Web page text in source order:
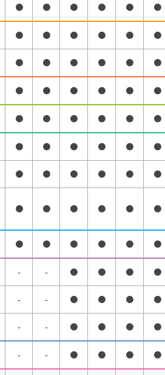
● ● ● ● ● ●
● ● ● ● ● ●
● ● ● ● ● ●
● ● ● ● ● ●
● ● ● ● ● ●
● ● ● ● ● ●
● ● ● ● ● ●
● ● ● ● ● ●
● ● ● ● ● ●
- - ● ● ● ●
- - ● ● ● ●
- - ● ● ● ●
- - ● ● ● ●